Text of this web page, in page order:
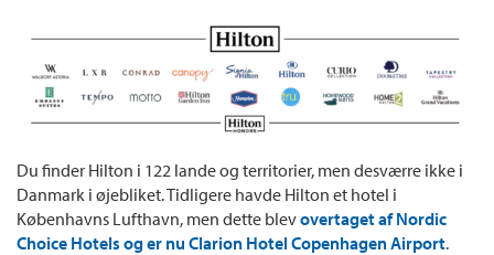
Du finder Hilton i 122 lande og territorier, men desværre ikke i
Danmark i øjebliket. Tidligere havde Hilton et hotel i
Københavns Lufthavn, men dette blevovertaget af Nordic
Choice Hotels og er nu Clarion Hotel Copenhagen Airport.